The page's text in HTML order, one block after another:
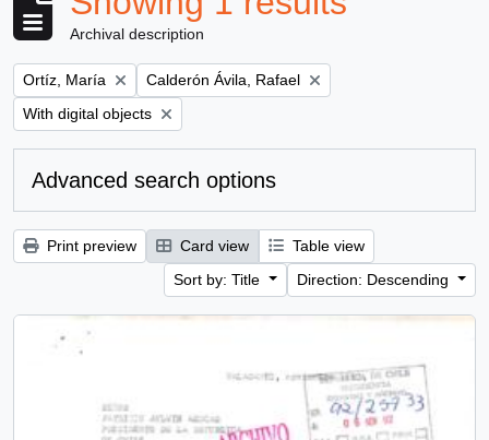
Archival description
Remove filter:
Ortíz, María Remove filter:
Calderón Ávila, Rafael
Remove filter:
With digital objects
Advanced search options
Print preview Card view
Table view
Sort by: Title
Direction: Descending